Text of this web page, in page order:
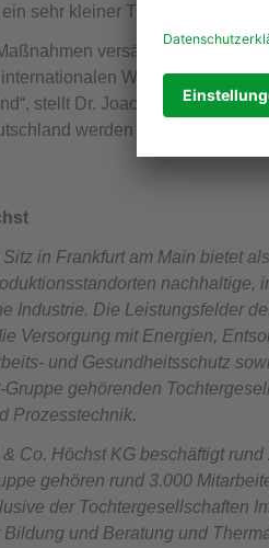
sehr kleiner Tropfen auf einen
versäumt es die
Wettbewerb
stellt Dr. Joachim Kreysing
werden durch das
in Frankfurt am Main bietet
nachhaltige,
Industrie. Die Leistungsfelder
Versorgung mit Energien,
und Gesundheitsschutz
Gruppe gehörenden
Prozesstechnik.
Co. Höchst KG beschäftigt
gehören rund 3.000
der Tochtergesellschaften
und Beratung und